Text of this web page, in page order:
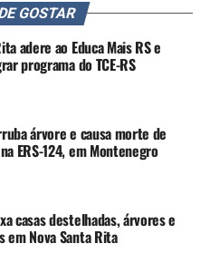
a competência
caso. A sessão virtual, que
foi concluída após o voto
Público Federal
dos promotores
e reiterou o
seja determinado
o fechamento desta edição
decidido se acata ou não o
GOSTAR
adere ao Educa Mais RS e
programa do TCE-RS
árvore e causa morte de
ERS-124, em Montenegro
casas destelhadas, árvores e
em Nova Santa Rita